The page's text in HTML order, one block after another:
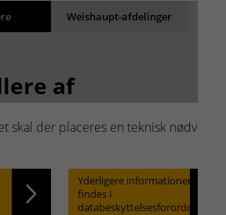
skal der placeres en teknisk
Yderligere informationer
findes i
databeskyttelsesforordningen.
Weishaupt-afdelinger
af
produkter.
enkel søgning.
gemmes